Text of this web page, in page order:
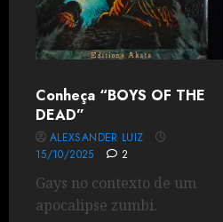
Conheça “BOYS OF THE
DEAD”
ALEXSANDER LUIZ
15/10/2025
2
Gays no contexto de um
apocalipse zumbi.